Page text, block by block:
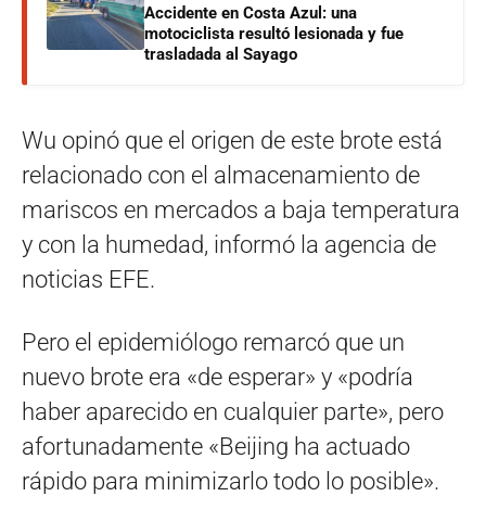
Accidente en Costa Azul: una
motociclista resultó lesionada y fue
trasladada al Sayago
Wu opinó que el origen de este brote está
relacionado con el almacenamiento de
mariscos en mercados a baja temperatura
y con la humedad, informó la agencia de
noticias EFE.
Pero el epidemiólogo remarcó que un
nuevo brote era «de esperar» y «podría
haber aparecido en cualquier parte», pero
afortunadamente «Beijing ha actuado
rápido para minimizarlo todo lo posible».